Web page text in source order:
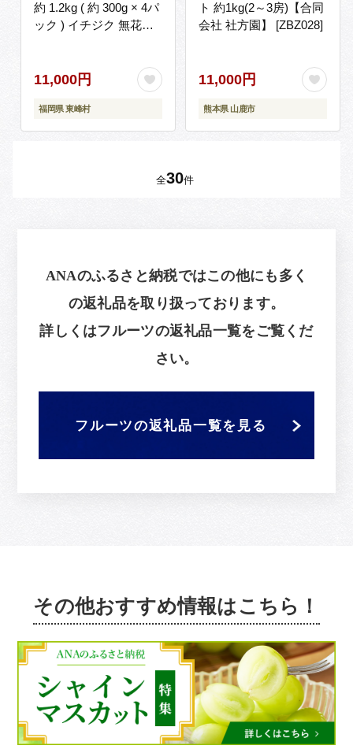
約 1.2kg ( 約 300g × 4パ
ック ) イチジク 無花果
11,000円
福岡県 東峰村
ト 約1kg(2～3房)【合同
会社 社方園】 [ZBZ028]
11,000円
熊本県 山鹿市
全30件
ANAのふるさと納税ではこの他にも多く
の返礼品を取り扱っております。
詳しくはフルーツの返礼品一覧をご覧くだ
さい。
フルーツの返礼品一覧を見る
その他おすすめ情報はこちら！